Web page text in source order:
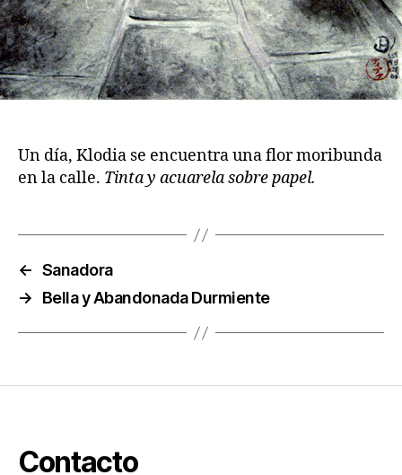
Un día, Klodia se encuentra una flor moribunda
en la calle. Tinta y acuarela sobre papel.
← Sanadora
→
Bella y Abandonada Durmiente
Contacto